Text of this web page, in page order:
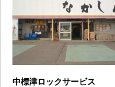
中標津ロックサービス